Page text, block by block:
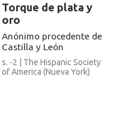
Torque de plata y
oro
Anónimo procedente de
Castilla y León
s. -2 | The Hispanic Society
of America (Nueva York)